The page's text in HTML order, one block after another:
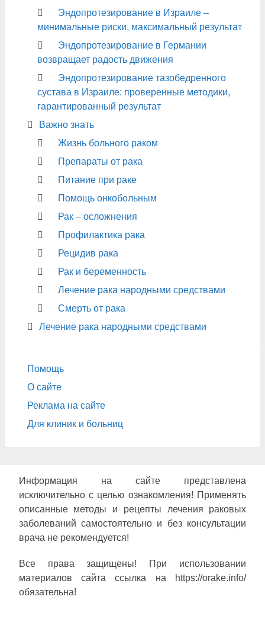
Эндопротезирование в Израиле –
минимальные риски, максимальный результат
Эндопротезирование в Германии
возвращает радость движения
Эндопротезирование тазобедренного
сустава в Израиле: проверенные методики,
гарантированный результат
Важно знать
Жизнь больного раком
Препараты от рака
Питание при раке
Помощь онкобольным
Рак – осложнения
Профилактика рака
Рецидив рака
Рак и беременность
Лечение рака народными средствами
Смерть от рака
Лечение рака народными средствами
Помощь
О сайте
Реклама на сайте
Для клиник и больниц
Информация на сайте представлена
исключительно с целью ознакомления! Применять
описанные методы и рецепты лечения раковых
заболеваний самостоятельно и без консультации
врача не рекомендуется!
Все права защищены! При использовании
материалов сайта ссылка на https://orake.info/
обязательна!